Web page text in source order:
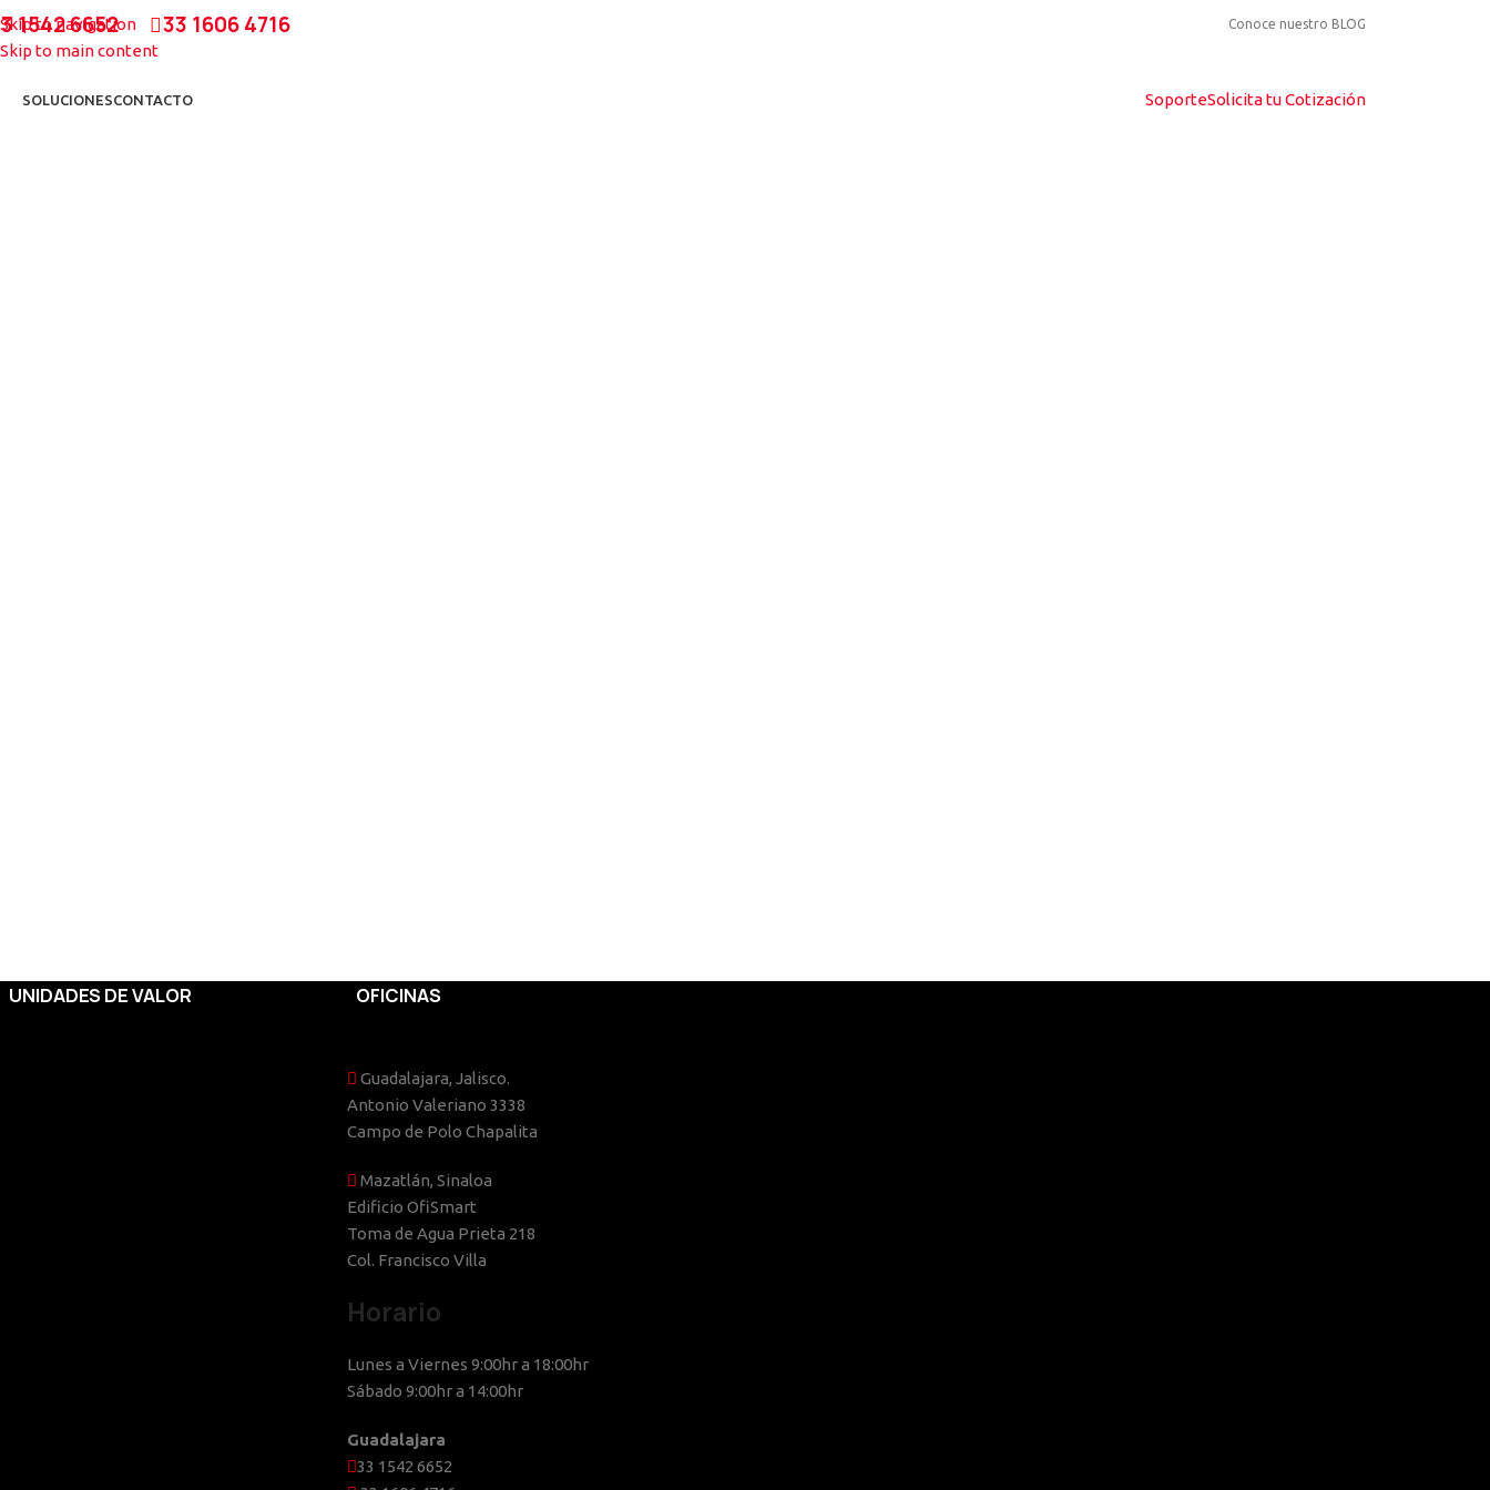
Skip to navigation
Skip to main content
1542 6652 33 1606 4716 Conoce nuestro BLOG
SOLUCIONESCONTACTO SoporteSolicita tu Cotización
UNIDADES DE VALOR OFICINAS
Guadalajara, Jalisco.
Antonio Valeriano 3338
Campo de Polo Chapalita
Mazatlán, Sinaloa
Edificio OfiSmart
Toma de Agua Prieta 218
Col. Francisco Villa
Horario
Lunes a Viernes 9:00hr a 18:00hr
Sábado 9:00hr a 14:00hr
Guadalajara
33 1542 6652